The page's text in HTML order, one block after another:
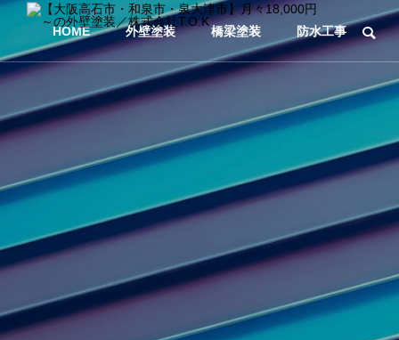
HOME 外壁塗装 橋梁塗装 防水工事